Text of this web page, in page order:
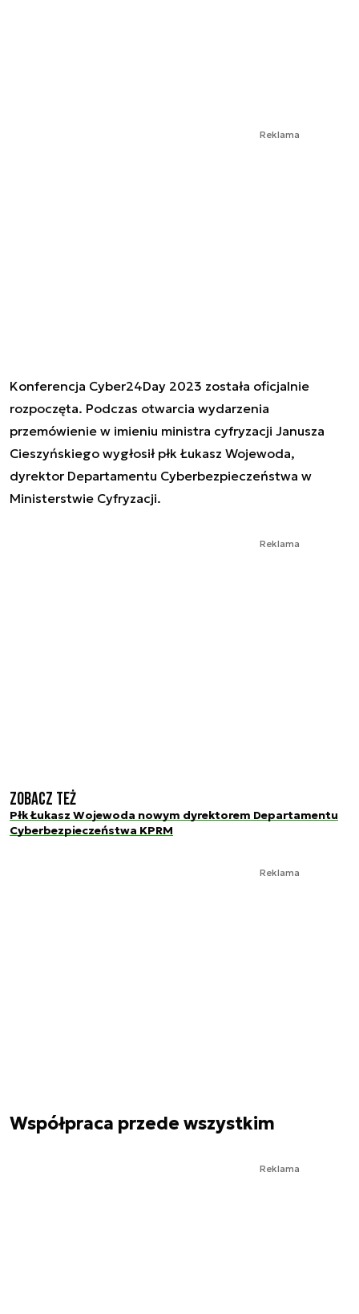
Reklama
Konferencja Cyber24Day 2023 została oficjalnie
rozpoczęta. Podczas otwarcia wydarzenia
przemówienie w imieniu ministra cyfryzacji Janusza
Cieszyńskiego wygłosił płk Łukasz Wojewoda,
dyrektor Departamentu Cyberbezpieczeństwa w
Ministerstwie Cyfryzacji.
Reklama
Zobacz też
Płk Łukasz Wojewoda nowym dyrektorem Departamentu
Cyberbezpieczeństwa KPRM
Reklama
Współpraca przede wszystkim
Reklama